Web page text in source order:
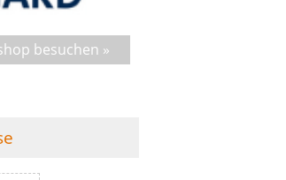
besuchen »